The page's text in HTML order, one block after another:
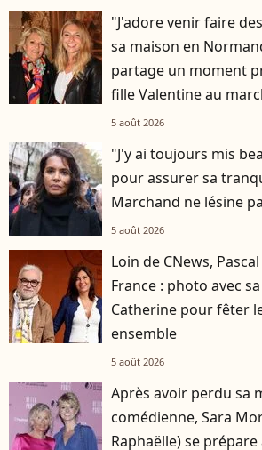
"J'adore venir faire
sa maison en
partage un moment
fille Valentine au
5 août 2026
"J'y ai toujours mis
pour assurer sa
Marchand ne lésine
5 août 2026
Loin de CNews,
France : photo avec
Catherine pour fêter
ensemble
5 août 2026
Après avoir perdu sa
comédienne, Sara
Raphaëlle) se